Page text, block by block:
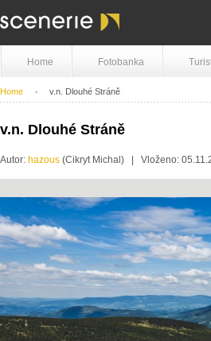
Home Fotobanka
Home v.n. Dlouhé Stráně
v.n. Dlouhé Stráně
Autor: hazous (Cikryt Michal) | Vloženo: